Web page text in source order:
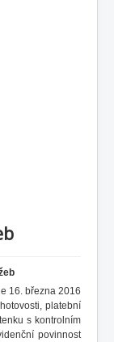
16. března 2016
platební
s kontrolním
povinnost